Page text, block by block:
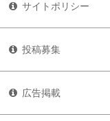
サイトポリシー
投稿募集
広告掲載